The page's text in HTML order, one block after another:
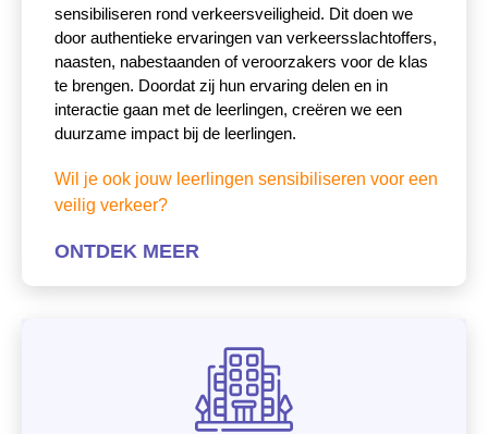
sensibiliseren rond verkeersveiligheid. Dit doen we
door authentieke ervaringen van verkeersslachtoffers,
naasten, nabestaanden of veroorzakers voor de klas
te brengen. Doordat zij hun ervaring delen en in
interactie gaan met de leerlingen, creëren we een
duurzame impact bij de leerlingen.
Wil je ook jouw leerlingen sensibiliseren voor een
veilig verkeer?
ONTDEK MEER